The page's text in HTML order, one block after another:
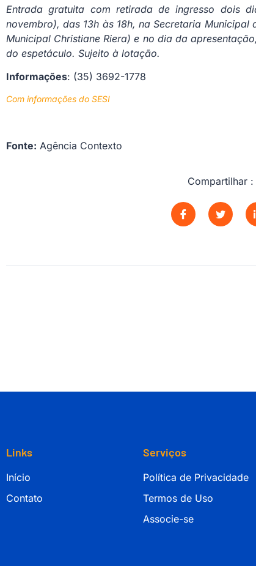
Entrada gratuita com retirada de ingresso dois
novembro), das 13h às 18h, na Secretaria Municipal
Municipal Christiane Riera) e no dia da
do espetáculo. Sujeito à lotação.
Informações: (35) 3692-1778
Com informações do SESI
Fonte: Agência Contexto
Compartilhar :
Links
Início
Contato
Serviços
Política de Privacidade
Termos de Uso
Associe-se